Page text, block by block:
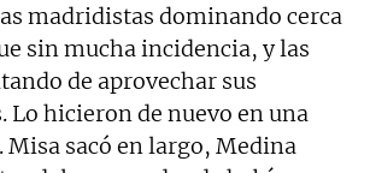
madridistas dominando cerca
sin mucha incidencia, y las
de aprovechar sus
Lo hicieron de nuevo en una
Misa sacó en largo, Medina